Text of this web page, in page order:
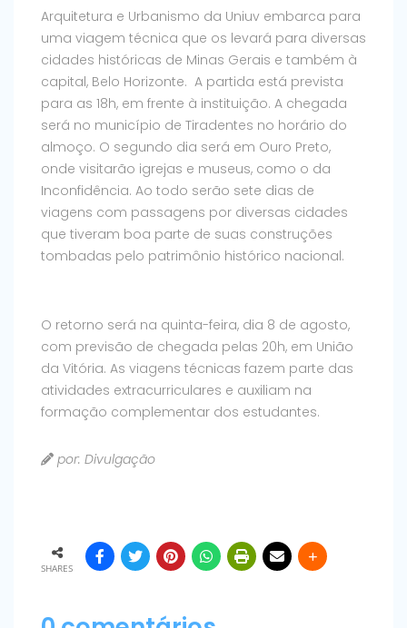
Arquitetura e Urbanismo da Uniuv embarca para
uma viagem técnica que os levará para diversas
cidades históricas de Minas Gerais e também à
capital, Belo Horizonte. A partida está prevista
para as 18h, em frente à instituição. A chegada
será no município de Tiradentes no horário do
almoço. O segundo dia será em Ouro Preto,
onde visitarão igrejas e museus, como o da
Inconfidência. Ao todo serão sete dias de
viagens com passagens por diversas cidades
que tiveram boa parte de suas construções
tombadas pelo patrimônio histórico nacional.
O retorno será na quinta-feira, dia 8 de agosto,
com previsão de chegada pelas 20h, em União
da Vitória. As viagens técnicas fazem parte das
atividades extracurriculares e auxiliam na
formação complementar dos estudantes.
por: Divulgação
SHARES